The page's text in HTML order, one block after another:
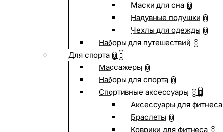
Маски для сна 0
Надувные подушки 0
Чехлы для одежды 0
Наборы для путешествий 0
Для спорта 0
Массажеры 0
Наборы для спорта 0
Спортивные аксессуары 0
Аксессуары для фитнеса
Браслеты 0
Коврики для фитнеса 0